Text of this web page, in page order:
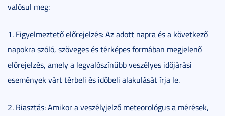
valósul meg:
1. Figyelmeztető előrejelzés: Az adott napra és a következő
napokra szóló, szöveges és térképes formában megjelenő
előrejelzés, amely a legvalószínűbb veszélyes időjárási
események várt térbeli és időbeli alakulását írja le.
2. Riasztás: Amikor a veszélyjelző meteorológus a mérések,